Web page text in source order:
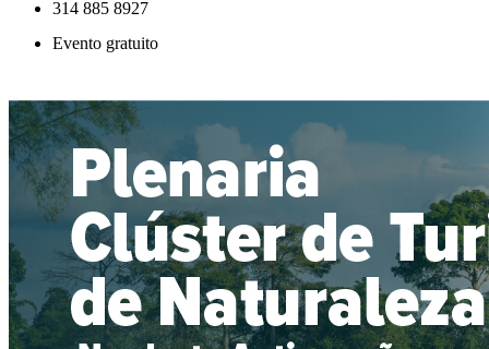
314 885 8927
Evento gratuito